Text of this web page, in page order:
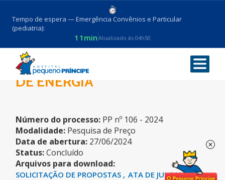
Tempo de espera — Emergência Convênios e Particular
(pediatria):
11min Atualizado às 04h50
SISTEMA DE DISTRIBUIÇÃO
DE ENERGIA
Número do processo: PP nº 106 - 2024
Modalidade: Pesquisa de Preço
Data de abertura: 27/06/2024
Status:Concluído
Arquivos para download:
SOLICITAÇÃO DE PROPOSTAS
ATA DE JULGAMENTO